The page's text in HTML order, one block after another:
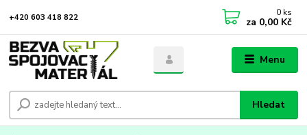
Menu
Hledat
+420 603 418 822 0 ks
za 0,00 Kč